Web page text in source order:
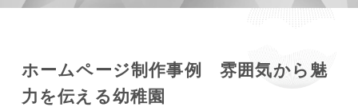
ホームページ制作事例 雰囲気から魅
力を伝える幼稚園